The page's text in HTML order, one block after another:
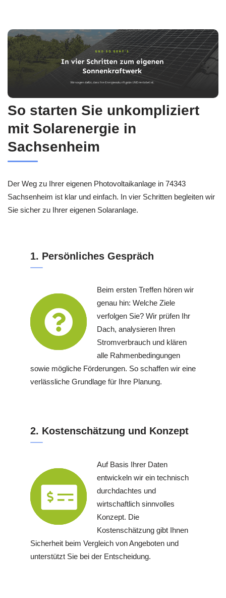
So starten Sie unkompliziert
mit Solarenergie in
Sachsenheim
Der Weg zu Ihrer eigenen Photovoltaikanlage in 74343
Sachsenheim ist klar und einfach. In vier Schritten begleiten wir
Sie sicher zu Ihrer eigenen Solaranlage.
1. Persönliches Gespräch
Beim ersten Treffen hören wir
genau hin: Welche Ziele
verfolgen Sie? Wir prüfen Ihr
Dach, analysieren Ihren
Stromverbrauch und klären
alle Rahmenbedingungen
sowie mögliche Förderungen. So schaffen wir eine
verlässliche Grundlage für Ihre Planung.
2. Kostenschätzung und Konzept
Auf Basis Ihrer Daten
entwickeln wir ein technisch
durchdachtes und
wirtschaftlich sinnvolles
Konzept. Die
Kostenschätzung gibt Ihnen
Sicherheit beim Vergleich von Angeboten und
unterstützt Sie bei der Entscheidung.